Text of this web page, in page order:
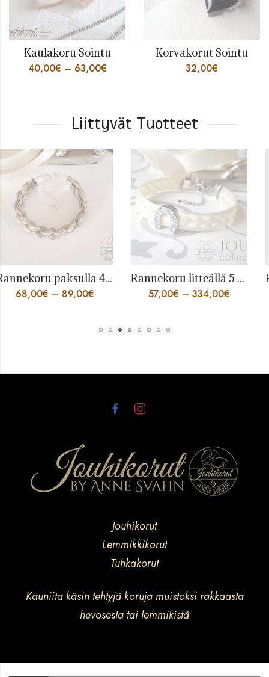
Kaulakoru Sointu
40,00€ – 63,00€
Korvakorut Sointu
32,00€
Liittyvät Tuotteet
Rannekoru paksulla 4 säikeen punoksella
– 89,00 €
Rannekoru litteällä 5 säikeen punoksella
– 334,00€
Jouhikorut
Lemmikkikorut
Tuhkakorut
Kauniita käsin tehtyjä koruja muistoksi rakkaasta
hevosesta tai lemmikistä